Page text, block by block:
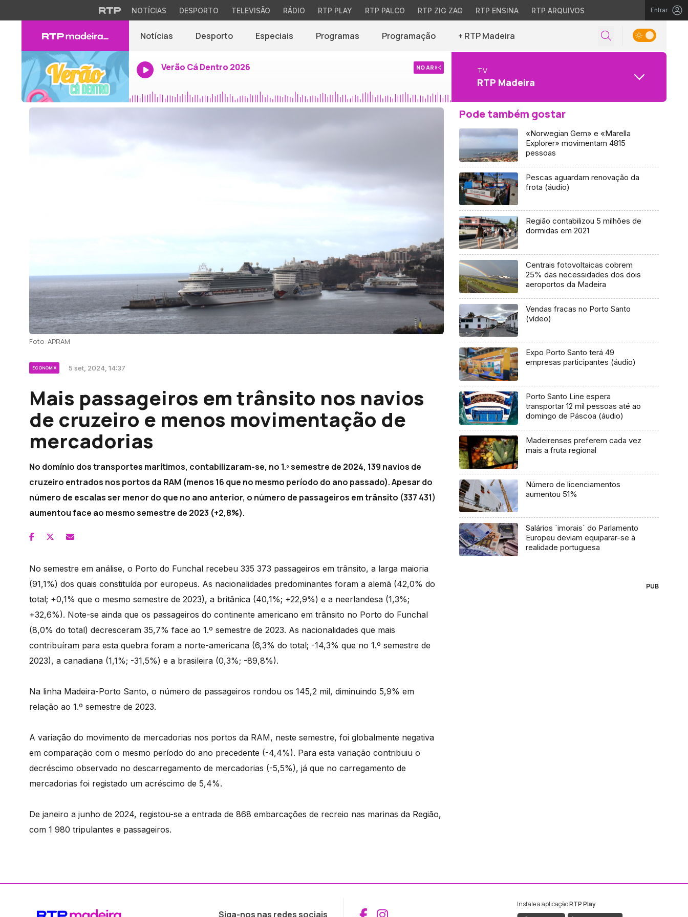
NOTÍCIAS DESPORTO TELEVISÃO RÁDIO RTP PLAY RTP PALCO RTP ZIG ZAG RTP ENSINA RTP ARQUIVOS Entrar
Notícias Desporto Especiais Programas Programação + RTP Madeira
Verão Cá Dentro 2026 NO AR TV
RTP Madeira
Foto: APRAM
ECONOMIA 5 set, 2024, 14:37
Mais passageiros em trânsito nos navios
de cruzeiro e menos movimentação de
mercadorias
No domínio dos transportes marítimos, contabilizaram-se, no 1.º semestre de 2024, 139 navios de
cruzeiro entrados nos portos da RAM (menos 16 que no mesmo período do ano passado). Apesar do
número de escalas ser menor do que no ano anterior, o número de passageiros em trânsito (337 431)
aumentou face ao mesmo semestre de 2023 (+2,8%).
No semestre em análise, o Porto do Funchal recebeu 335 373 passageiros em trânsito, a larga maioria
(91,1%) dos quais constituída por europeus. As nacionalidades predominantes foram a alemã (42,0% do
total; +0,1% que o mesmo semestre de 2023), a britânica (40,1%; +22,9%) e a neerlandesa (1,3%;
+32,6%). Note-se ainda que os passageiros do continente americano em trânsito no Porto do Funchal
(8,0% do total) decresceram 35,7% face ao 1.º semestre de 2023. As nacionalidades que mais
contribuíram para esta quebra foram a norte-americana (6,3% do total; -14,3% que no 1.º semestre de
2023), a canadiana (1,1%; -31,5%) e a brasileira (0,3%; -89,8%).
Na linha Madeira-Porto Santo, o número de passageiros rondou os 145,2 mil, diminuindo 5,9% em
relação ao 1.º semestre de 2023.
A variação do movimento de mercadorias nos portos da RAM, neste semestre, foi globalmente negativa
em comparação com o mesmo período do ano precedente (-4,4%). Para esta variação contribuiu o
decréscimo observado no descarregamento de mercadorias (-5,5%), já que no carregamento de
mercadorias foi registado um acréscimo de 5,4%.
De janeiro a junho de 2024, registou-se a entrada de 868 embarcações de recreio nas marinas da Região,
com 1 980 tripulantes e passageiros.
Pode também gostar
«Norwegian Gem» e «Marella
Explorer» movimentam 4815
pessoas
Pescas aguardam renovação da
frota (áudio)
Região contabilizou 5 milhões de
dormidas em 2021
Centrais fotovoltaicas cobrem
25% das necessidades dos dois
aeroportos da Madeira
Vendas fracas no Porto Santo
(vídeo)
Expo Porto Santo terá 49
empresas participantes (áudio)
Porto Santo Line espera
transportar 12 mil pessoas até ao
domingo de Páscoa (áudio)
Madeirenses preferem cada vez
mais a fruta regional
Número de licenciamentos
aumentou 51%
Salários `imorais` do Parlamento
Europeu deviam equiparar-se à
realidade portuguesa
PUB
Siga-nos nas redes sociais
Instale a aplicaçãoRTP Play